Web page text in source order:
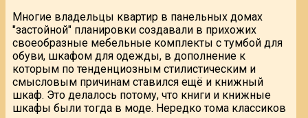
Многие владельцы квартир в панельных домах
"застойной" планировки создавали в прихожих
своеобразные мебельные комплекты с тумбой для
обуви, шкафом для одежды, в дополнение к
которым по тенденциозным стилистическим и
смысловым причинам ставился ещё и книжный
шкаф. Это делалось потому, что книги и книжные
шкафы были тогда в моде. Нередко тома классиков